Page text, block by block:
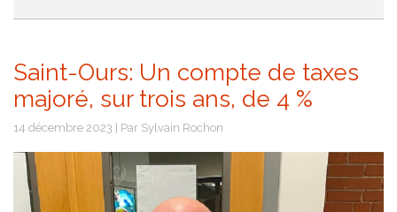
Saint-Ours: Un compte de taxes
majoré, sur trois ans, de 4 %
14 décembre 2023 | Par Sylvain Rochon